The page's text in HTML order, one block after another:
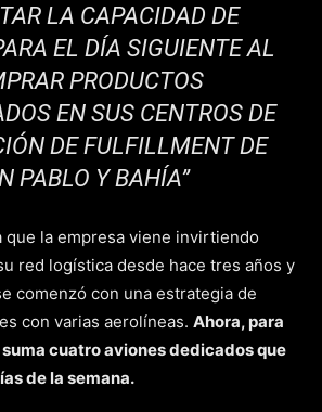
LA CAPACIDAD DE
EL DÍA SIGUIENTE AL
PRODUCTOS
EN SUS CENTROS DE
DE FULFILLMENT DE
PABLO Y BAHÍA”
que la empresa viene invirtiendo
red logística desde hace tres años y
comenzó con una estrategia de
con varias aerolíneas. Ahora, para
cuatro aviones dedicados que
de la semana.